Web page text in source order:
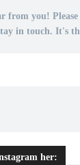
from you!
in touch. It's
her: